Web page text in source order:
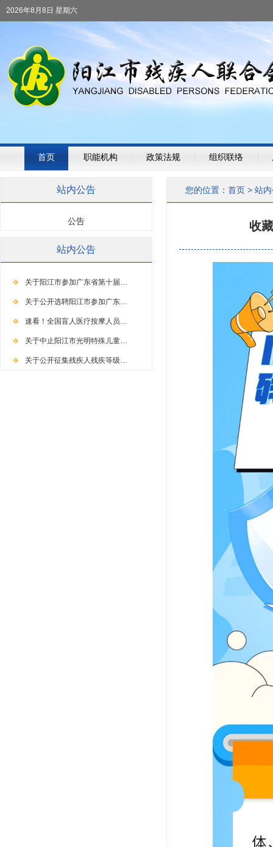
2026年8月8日 星期六
首页 职能机构 政策法规 组织联络
您的位置： 首页 > 站
收
站内公告
公告
站内公告
关于阳江市参加广东省第十届…
关于公开选聘阳江市参加广东…
速看！全国盲人医疗按摩人员…
关于中止阳江市光明特殊儿童…
关于公开征集残疾人残疾等级…